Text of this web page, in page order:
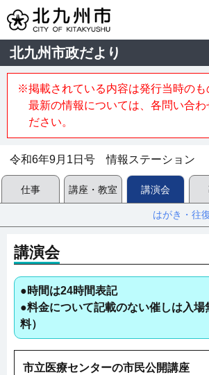
北九州市政だより
※掲載されている内容は発行当時のも
最新の情報については、各問い合わ
ださい。
令和6年9月1日号 情報ステーション
仕事 講座・教室 講演会
はがき・往
講演会
●時間は24時間表記
●料金について記載のない催しは入場
料）
市立医療センターの市民公開講座